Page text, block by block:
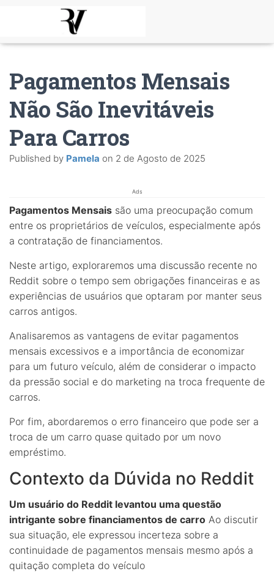
Pagamentos Mensais
Não São Inevitáveis
Para Carros
Published by Pamela on 2 de Agosto de 2025
Ads
Pagamentos Mensais são uma preocupação comum
entre os proprietários de veículos, especialmente após
a contratação de financiamentos.
Neste artigo, exploraremos uma discussão recente no
Reddit sobre o tempo sem obrigações financeiras e as
experiências de usuários que optaram por manter seus
carros antigos.
Analisaremos as vantagens de evitar pagamentos
mensais excessivos e a importância de economizar
para um futuro veículo, além de considerar o impacto
da pressão social e do marketing na troca frequente de
carros.
Por fim, abordaremos o erro financeiro que pode ser a
troca de um carro quase quitado por um novo
empréstimo.
Contexto da Dúvida no Reddit
Um usuário do Reddit levantou uma questão
intrigante sobre financiamentos de carro Ao discutir
sua situação, ele expressou incerteza sobre a
continuidade de pagamentos mensais mesmo após a
quitação completa do veículo